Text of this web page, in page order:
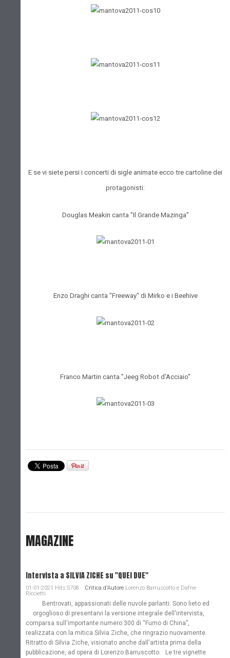
E se vi siete persi i concerti di sigle animate ecco tre cartoline dei
protagonisti:
Douglas Meakin canta "Il Grande Mazinga"
Enzo Draghi canta "Freeway" di Mirko e i Beehive
Franco Martin canta "Jeeg Robot d'Acciaio"
MAGAZINE
Intervista a SILVIA ZICHE su "QUEI DUE"
01-01-2021 Hits:5708 Critica d'Autore Lorenzo Barruscotto e Dafne
Riccietti
Bentrovati, appassionati delle nuvole parlanti. Sono lieto ed
orgoglioso di presentarvi la versione integrale dell'intervista,
comparsa sull'importante numero 300 di “Fumo di China”,
realizzata con la mitica Silvia Ziche, che ringrazio nuovamente.
Ritratto di Silvia Ziche, visionato anche dall'artista prima della
pubblicazione, ad opera di Lorenzo Barruscotto. Le tre vignette